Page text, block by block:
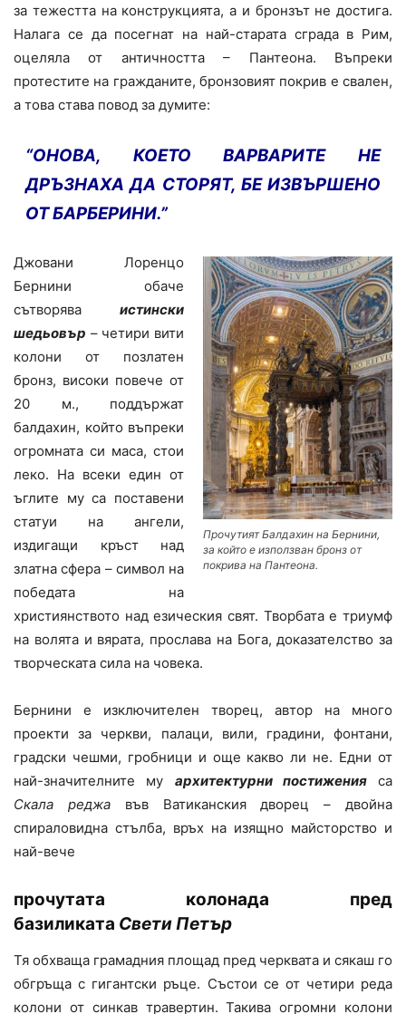
за тежестта на конструкцията, а и бронзът не достига.
Налага се да посегнат на най-старата сграда в Рим,
оцеляла от античността – Пантеона. Въпреки
протестите на гражданите, бронзовият покрив е свален,
а това става повод за думите:
“ОНОВА, КОЕТО ВАРВАРИТЕ НЕ
ДРЪЗНАХА ДА СТОРЯТ, БЕ ИЗВЪРШЕНО
ОТ БАРБЕРИНИ.”
Прочутият Балдахин на Бернини,
за който е използван бронз от
покрива на Пантеона.
Джовани Лоренцо
Бернини обаче
сътворява истински
шедьовър – четири вити
колони от позлатен
бронз, високи повече от
20 м., поддържат
балдахин, който въпреки
огромната си маса, стои
леко. На всеки един от
ъглите му са поставени
статуи на ангели,
издигащи кръст над
златна сфера – символ на
победата на
християнството над езическия свят. Творбата е триумф
на волята и вярата, прослава на Бога, доказателство за
творческата сила на човека.
Бернини е изключителен творец, автор на много
проекти за черкви, палаци, вили, градини, фонтани,
градски чешми, гробници и още какво ли не. Едни от
най-значителните му архитектурни постиженияса
Скала реджавъв Ватиканския дворец – двойна
спираловидна стълба, връх на изящно майсторство и
най-вече
прочутата колонада пред
базиликата Свети Петър
Тя обхваща грамадния площад пред черквата и сякаш го
обгръща с гигантски ръце. Състои се от четири реда
колони от синкав травертин. Такива огромни колони